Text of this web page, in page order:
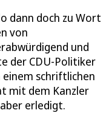
dann doch zu Wort
von
und
der CDU-Politiker
schriftlichen
mit dem Kanzler
erledigt.